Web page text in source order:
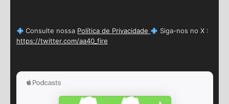
Consulte nossa Política de Privacidade
Siga-nos no X :
https://twitter.com/aa40_fire